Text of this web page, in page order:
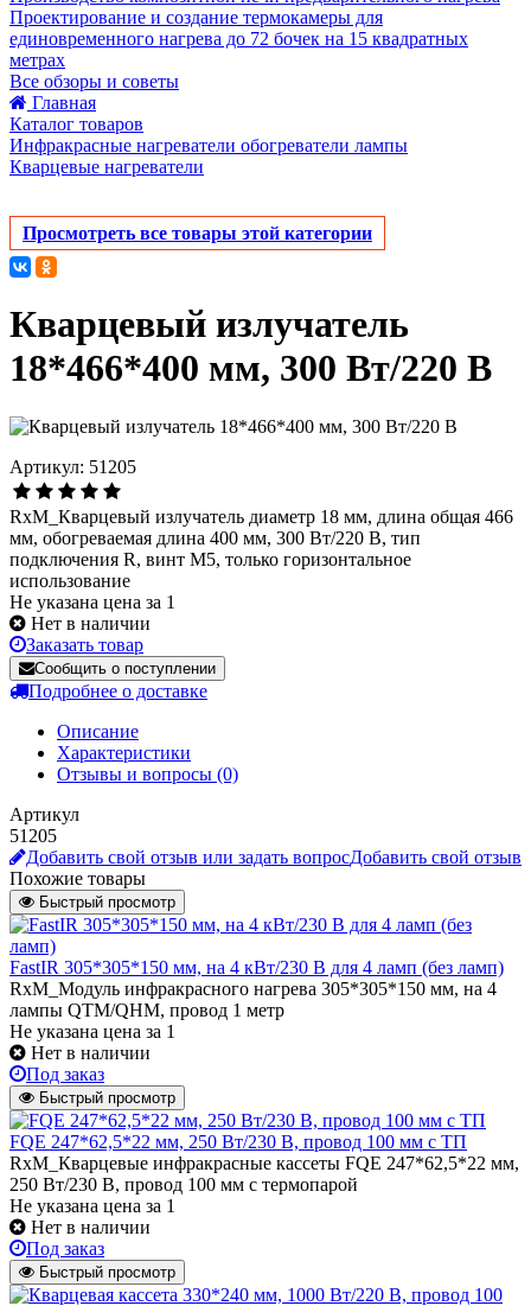
Проектирование и создание термокамеры для
единовременного нагрева до 72 бочек на 15 квадратных
метрах
Все обзоры и советы
Главная
Каталог товаров
Инфракрасные нагреватели обогреватели лампы
Кварцевые нагреватели
Просмотреть все товары этой категории
Кварцевый излучатель
18*466*400 мм, 300 Вт/220 В
Артикул: 51205
RxM_Кварцевый излучатель диаметр 18 мм, длина общая 466
мм, обогреваемая длина 400 мм, 300 Вт/220 В, тип
подключения R, винт М5, только горизонтальное
использование
Не указана цена за 1
Нет в наличии
Заказать товар
Сообщить о поступлении
Подробнее о доставке
Описание
Характеристики
Отзывы и вопросы (0)
Артикул
51205
Добавить свой отзыв или задать вопросДобавить свой отзыв
Похожие товары
Быстрый просмотр
FastIR 305*305*150 мм, на 4 кВт/230 В для 4 ламп (без ламп)
RxM_Модуль инфракрасного нагрева 305*305*150 мм, на 4
лампы QTM/QHM, провод 1 метр
Не указана цена за 1
Нет в наличии
Под заказ
Быстрый просмотр
FQE 247*62,5*22 мм, 250 Вт/230 В, провод 100 мм с ТП
RxM_Кварцевые инфракрасные кассеты FQE 247*62,5*22 мм,
250 Вт/230 В, провод 100 мм с термопарой
Не указана цена за 1
Нет в наличии
Под заказ
Быстрый просмотр